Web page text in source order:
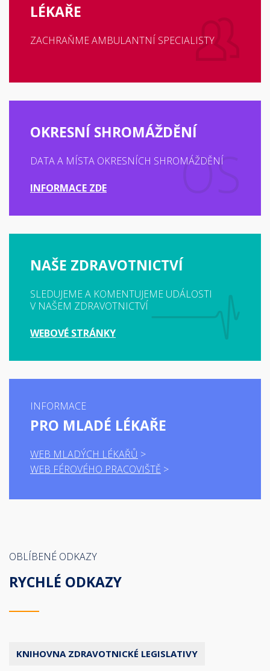
LÉKAŘE
ZACHRAŇME AMBULANTNÍ SPECIALISTY
OKRESNÍ SHROMÁŽDĚNÍ
DATA A MÍSTA OKRESNÍCH SHROMÁŽDĚNÍ
INFORMACE ZDE
NAŠE ZDRAVOTNICTVÍ
SLEDUJEME A KOMENTUJEME UDÁLOSTI
V NAŠEM ZDRAVOTNICTVÍ
WEBOVÉ STRÁNKY
INFORMACE
PRO MLADÉ LÉKAŘE
WEB MLADÝCH LÉKAŘŮ
WEB FÉROVÉHO PRACOVIŠTĚ
OBLÍBENÉ ODKAZY
RYCHLÉ ODKAZY
KNIHOVNA ZDRAVOTNICKÉ LEGISLATIVY